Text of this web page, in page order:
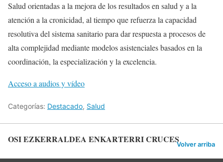
Salud orientadas a la mejora de los resultados en salud y a la
atención a la cronicidad, al tiempo que refuerza la capacidad
resolutiva del sistema sanitario para dar respuesta a procesos de
alta complejidad mediante modelos asistenciales basados en la
coordinación, la especialización y la excelencia.
Acceso a audios y vídeo
Categorías: Destacado, Salud
OSI EZKERRALDEA ENKARTERRI CRUCESVolver arriba